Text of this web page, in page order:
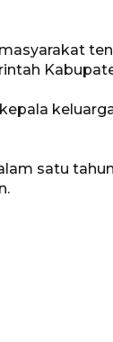
satu
Ketua
Bola Usia